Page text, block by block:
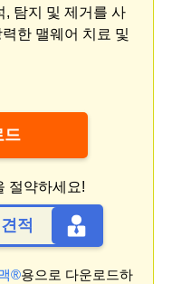
, 탐지 및 제거를 사
한 맬웨어 치료 및
드
절약하세요!
적
®용으로 다운로드하